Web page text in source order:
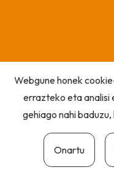
Webgune honek
errazteko eta
gehiago nahi
Onartu